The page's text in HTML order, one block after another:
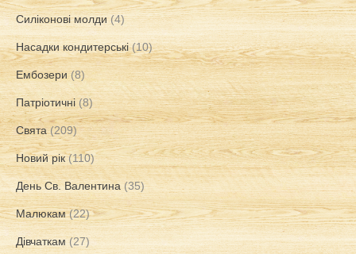
Силіконові молди (4)
Насадки кондитерські (10)
Ембозери (8)
Патріотичні (8)
Свята (209)
Новий рік (110)
День Св. Валентина (35)
Малюкам (22)
Дівчаткам (27)